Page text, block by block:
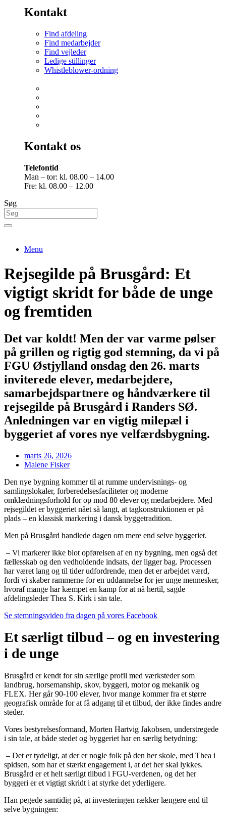
Kontakt
Find afdeling
Find medarbejder
Find vejleder
Ledige stillinger
Whistleblower-ordning
Kontakt os
Telefontid
Man – tor: kl. 08.00 – 14.00
Fre: kl. 08.00 – 12.00
Søg
Menu
Rejsegilde på Brusgård: Et
vigtigt skridt for både de unge
og fremtiden
Det var koldt! Men der var varme pølser
på grillen og rigtig god stemning, da vi på
FGU Østjylland onsdag den 26. marts
inviterede elever, medarbejdere,
samarbejdspartnere og håndværkere til
rejsegilde på Brusgård i Randers SØ.
Anledningen var en vigtig milepæl i
byggeriet af vores nye velfærdsbygning.
marts 26, 2026
Malene Fisker
Den nye bygning kommer til at rumme undervisnings- og
samlingslokaler, forberedelsesfaciliteter og moderne
omklædningsforhold for op mod 80 elever og medarbejdere. Med
rejsegildet er byggeriet nået så langt, at tagkonstruktionen er på
plads – en klassisk markering i dansk byggetradition.
Men på Brusgård handlede dagen om mere end selve byggeriet.
– Vi markerer ikke blot opførelsen af en ny bygning, men også det
fællesskab og den vedholdende indsats, der ligger bag. Processen
har været lang og til tider udfordrende, men det er arbejdet værd,
fordi vi skaber rammerne for en uddannelse for jer unge mennesker,
hvoraf mange har kæmpet en kamp for at nå hertil, sagde
afdelingsleder Thea S. Kirk i sin tale.
Se stemningsvideo fra dagen på vores Facebook
Et særligt tilbud – og en investering
i de unge
Brusgård er kendt for sin særlige profil med værksteder som
landbrug, horsemanship, skov, byggeri, motor og mekanik og
FLEX. Her går 90-100 elever, hvor mange kommer fra et større
geografisk område for at få adgang til et tilbud, der ikke findes andre
steder.
Vores bestyrelsesformand, Morten Hartvig Jakobsen, understregede
i sin tale, at både stedet og byggeriet har en særlig betydning:
– Det er tydeligt, at der er nogle folk på den her skole, med Thea i
spidsen, som har et stærkt engagement i, at det her skal lykkes.
Brusgård er et helt særligt tilbud i FGU-verdenen, og det her
byggeri er et vigtigt skridt i at styrke det yderligere.
Han pegede samtidig på, at investeringen rækker længere end til
selve bygningen: